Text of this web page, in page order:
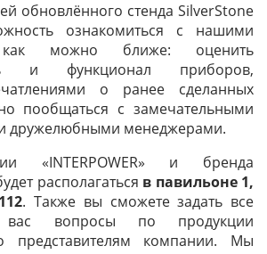
обновлённого стенда SilverStone
ознакомиться с нашими
как можно ближе: оценить
и функционал приборов,
о ранее сделанных
пообщаться с замечательными
дружелюбными менеджерами.
«INTERPOWER» и бренда
располагаться в павильоне 1,
. Также вы сможете задать все
вас вопросы по продукции
представителям компании. Мы